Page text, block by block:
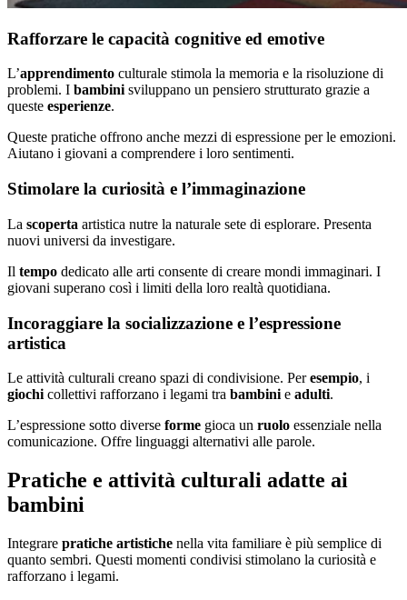
Rafforzare le capacità cognitive ed emotive
L’apprendimento culturale stimola la memoria e la risoluzione di
problemi. I bambinisviluppano un pensiero strutturato grazie a
queste esperienze.
Queste pratiche offrono anche mezzi di espressione per le emozioni.
Aiutano i giovani a comprendere i loro sentimenti.
Stimolare la curiosità e l’immaginazione
La scoperta artistica nutre la naturale sete di esplorare. Presenta
nuovi universi da investigare.
Il tempo dedicato alle arti consente di creare mondi immaginari. I
giovani superano così i limiti della loro realtà quotidiana.
Incoraggiare la socializzazione e l’espressione
artistica
Le attività culturali creano spazi di condivisione. Peresempio, i
giochi collettivi rafforzano i legami tra bambini e adulti.
L’espressione sotto diverse forme gioca un ruolo essenziale nella
comunicazione. Offre linguaggi alternativi alle parole.
Pratiche e attività culturali adatte ai
bambini
Integrare pratiche artistiche nella vita familiare è più semplice di
quanto sembri. Questi momenti condivisi stimolano la curiosità e
rafforzano i legami.